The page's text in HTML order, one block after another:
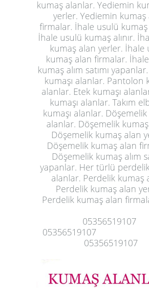
kumaş alanlar. Yediemin
yerler. Yediemin kumaş
firmalar. İhale usulü
İhale usulü kumaş alınır.
kumaş alan yerler. İhale
kumaş alan firmalar.
kumaş alım satımı
kumaşı alanlar. Pantolon
alanlar. Etek kumaşı
kumaşı alanlar. Takım
kumaşı alanlar.
alanlar. Döşemelik kumaş
Döşemelik kumaş alan
Döşemelik kumaş alan
Döşemelik kumaş alım
yapanlar. Her türlü
alanlar. Perdelik kumaş
Perdelik kumaş alan
Perdelik kumaş alan
05356519107
05356519107